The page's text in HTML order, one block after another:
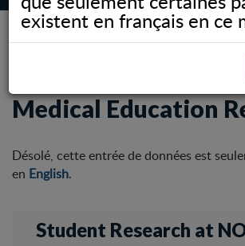
existent en français en ce
NOSM.ca Recherche Financement
Student
UME Student
Medical Education
Désolé, cette entrée de données est
en English.
Student Research at